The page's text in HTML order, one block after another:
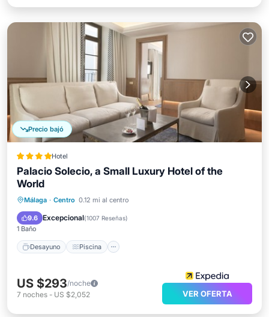
Precio bajó
Hotel
Palacio Solecio, a Small Luxury Hotel of the
World
Málaga · Centro 0.12 mi al centro
9.6 Excepcional(1007 Reseñas)
1 Baño
Desayuno Piscina
Desayuno Piscina
Cocina
US $293/noche
7 noches - US $2,052 VER OFERTA